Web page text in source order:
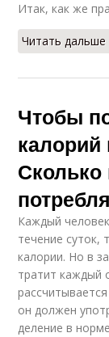
Итак, как же
Читать
Чтобы
Каждый
течение суток,
калории. Но в
тратит каждый
он должен
деление в